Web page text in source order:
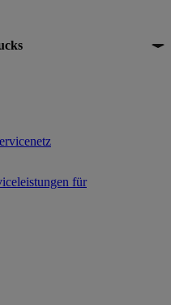
Renault Trucks
für